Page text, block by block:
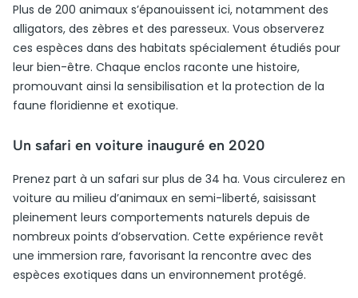
Plus de 200 animaux s’épanouissent ici, notamment des
alligators, des zèbres et des paresseux. Vous observerez
ces espèces dans des habitats spécialement étudiés pour
leur bien-être. Chaque enclos raconte une histoire,
promouvant ainsi la sensibilisation et la protection de la
faune floridienne et exotique.
Un safari en voiture inauguré en 2020
Prenez part à un safari sur plus de 34 ha. Vous circulerez en
voiture au milieu d’animaux en semi-liberté, saisissant
pleinement leurs comportements naturels depuis de
nombreux points d’observation. Cette expérience revêt
une immersion rare, favorisant la rencontre avec des
espèces exotiques dans un environnement protégé.